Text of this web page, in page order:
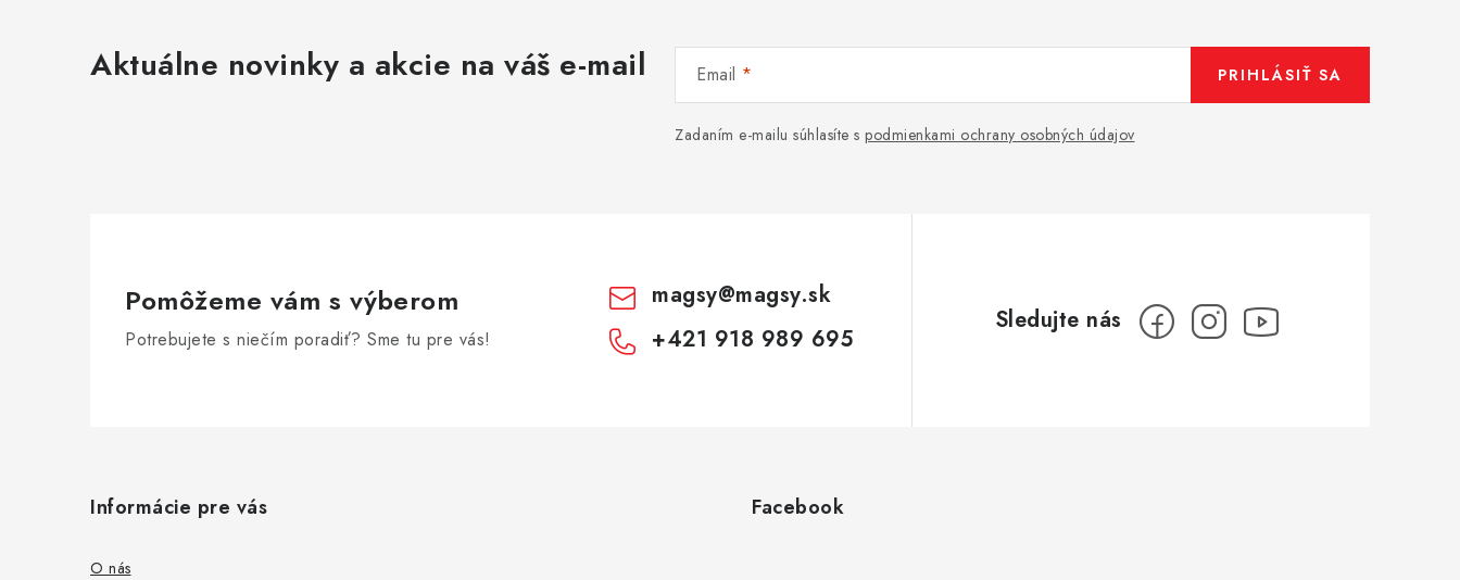
u
Aktuálne novinky a akcie na váš e-mail Email
Zadaním e-mailu súhlasíte s podmienkami ochrany osobných údajov
PRIHLÁSIŤ SA
Pomôžeme vám s výberom
Potrebujete s niečím poradiť? Sme tu pre vás!
magsy@magsy.sk
+421 918 989 695
Informácie pre vás
O nás
Facebook